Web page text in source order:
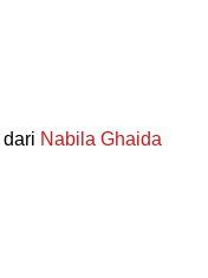
dari Nabila Ghaida